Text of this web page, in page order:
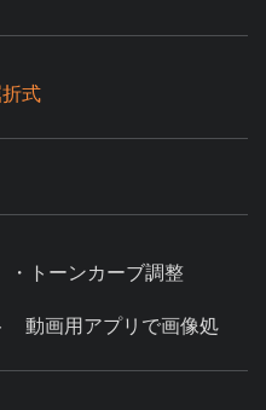
式
・トーンカーブ調整
動画用アプリで画像処